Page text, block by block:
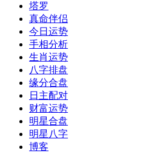
塔罗
真命伴侣
今日运势
手相分析
生肖运势
八字排盘
缘分合盘
日主配对
财富运势
明星合盘
明星八字
博客